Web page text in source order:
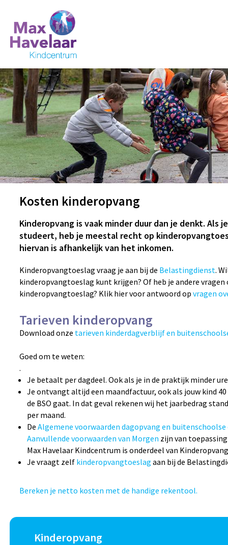
Kosten kinderopvang
Kinderopvang is vaak minder duur dan je denkt. Als
studeert, heb je meestal recht op
hiervan is afhankelijk van het inkomen.
Kinderopvangtoeslag vraag je aan bij de Belastingdienst.
kinderopvangtoeslag kunt krijgen? Of heb je andere vragen
kinderopvangtoeslag? Klik hier voor antwoord op vragen
Tarieven kinderopvang
Download onze tarieven kinderdagverblijf en
Goed om te weten:
.
Je betaalt per dagdeel. Ook als je in de praktijk minder
Je ontvangt altijd een maandfactuur, ook als jouw kind 40
de BSO gaat. In dat geval rekenen wij het jaarbedrag
per maand.
De Algemene voorwaarden dagopvang en buitenschoolse
Aanvullende voorwaarden van Morgen zijn van
Max Havelaar Kindcentrum is onderdeel van
Je vraagt zelf kinderopvangtoeslag aan bij de
Bereken je netto kosten met de handige rekentool.
Kinderopvang